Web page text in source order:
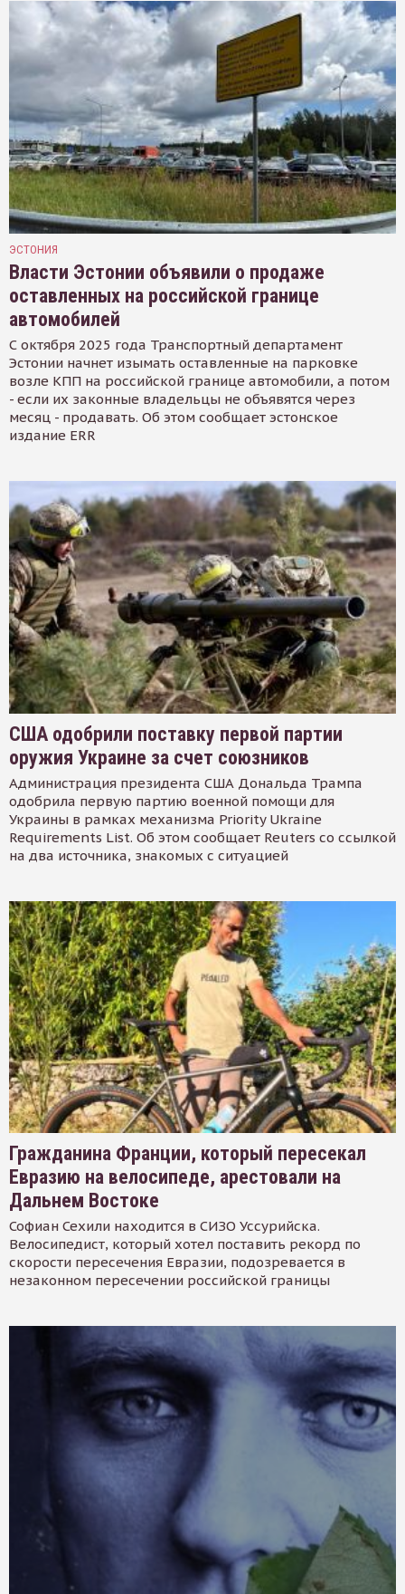
ЭСТОНИЯ
Власти Эстонии объявили о продаже
оставленных на российской границе
автомобилей
С октября 2025 года Транспортный департамент
Эстонии начнет изымать оставленные на парковке
возле КПП на российской границе автомобили, а потом
- если их законные владельцы не объявятся через
месяц - продавать. Об этом сообщает эстонское
издание ERR
США одобрили поставку первой партии
оружия Украине за счет союзников
Администрация президента США Дональда Трампа
одобрила первую партию военной помощи для
Украины в рамках механизма Priority Ukraine
Requirements List. Об этом сообщает Reuters со ссылкой
на два источника, знакомых с ситуацией
Гражданина Франции, который пересекал
Евразию на велосипеде, арестовали на
Дальнем Востоке
Софиан Сехили находится в СИЗО Уссурийска.
Велосипедист, который хотел поставить рекорд по
скорости пересечения Евразии, подозревается в
незаконном пересечении российской границы